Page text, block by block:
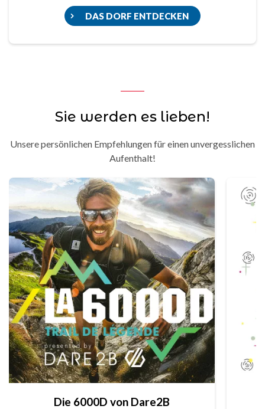
DAS DORF ENTDECKEN
Sie werden es lieben!
Unsere persönlichen Empfehlungen für einen unvergesslichen
Aufenthalt!
Die 6000D von Dare2B